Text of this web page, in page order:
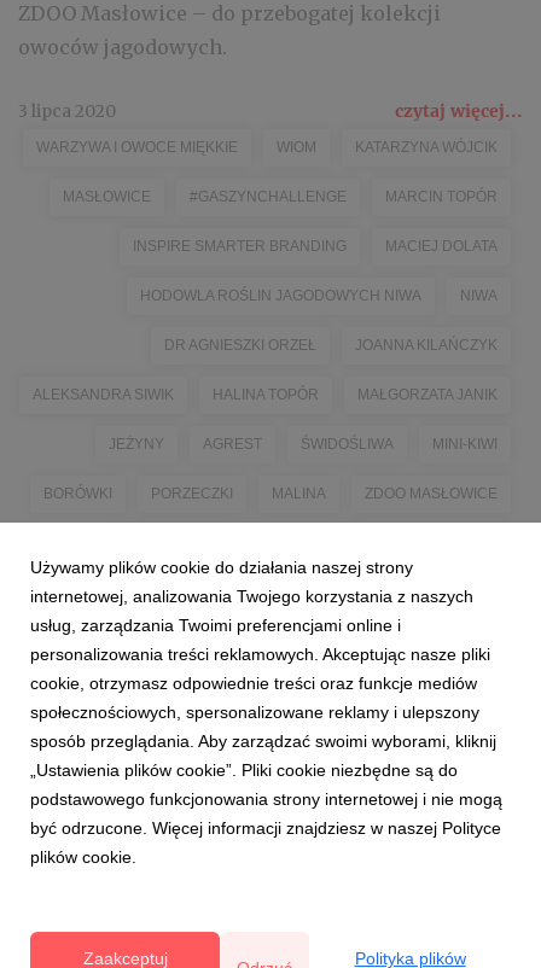
ZDOO Masłowice – do przebogatej kolekcji
owoców jagodowych.
3 lipca 2020 czytaj więcej...
WARZYWA I OWOCE MIĘKKIE WIOM KATARZYNA WÓJCIK
MASŁOWICE #GASZYNCHALLENGE MARCIN TOPÓR
INSPIRE SMARTER BRANDING MACIEJ DOLATA
HODOWLA ROŚLIN JAGODOWYCH NIWA NIWA
DR AGNIESZKI ORZEŁ JOANNA KILAŃCZYK
ALEKSANDRA SIWIK HALINA TOPÓR MAŁGORZATA JANIK
JEŻYNY AGREST ŚWIDOŚLIWA MINI-KIWI
BORÓWKI PORZECZKI MALINA ZDOO MASŁOWICE
#POLISHSUPERFRUITS
3 4 5 6 7 8 9
Używamy plików cookie do działania naszej strony
internetowej, analizowania Twojego korzystania z naszych
usług, zarządzania Twoimi preferencjami online i
personalizowania treści reklamowych. Akceptując nasze pliki
cookie, otrzymasz odpowiednie treści oraz funkcje mediów
społecznościowych, spersonalizowane reklamy i ulepszony
sposób przeglądania. Aby zarządzać swoimi wyborami, kliknij
„Ustawienia plików cookie”. Pliki cookie niezbędne są do
podstawowego funkcjonowania strony internetowej i nie mogą
być odrzucone. Więcej informacji znajdziesz w naszej Polityce
plików cookie.
Zaakceptuj Polityka plików